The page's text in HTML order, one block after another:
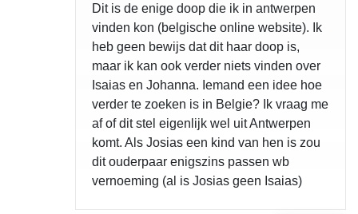
Dit is de enige doop die ik in antwerpen
vinden kon (belgische online website). Ik
heb geen bewijs dat dit haar doop is,
maar ik kan ook verder niets vinden over
Isaias en Johanna. Iemand een idee hoe
verder te zoeken is in Belgie? Ik vraag me
af of dit stel eigenlijk wel uit Antwerpen
komt. Als Josias een kind van hen is zou
dit ouderpaar enigszins passen wb
vernoeming (al is Josias geen Isaias)